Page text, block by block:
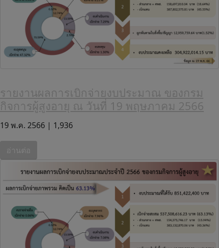
รายงานผลการเบิกจ่ายงบประมาณ ของกรม
กิจการผู้สูงอายุ ณ วันที่ 19 พฤษภาคม 2566
19 พ.ค. 2566 | 1,936
อ่านต่อ